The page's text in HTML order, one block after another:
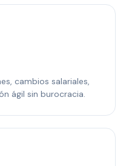
cambios salariales,
ágil sin burocracia.